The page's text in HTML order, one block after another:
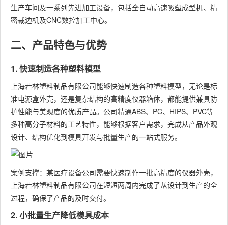
生产车间及一系列先进加工设备，包括全自动高速吸塑成型机、精
密裁边机及CNC数控加工中心。
二、产品特色与优势
1. 快速制造各种塑料模型
上海若林塑料制品有限公司能够快速制造各种塑料模型，无论是标
准电源盒外壳，还是复杂结构的高精度仪器箱体，都能提供兼具防
护性能与美观度的优质产品。公司精通ABS、PC、HIPS、PVC等
多种高分子材料的工艺特性，能够根据客户需求，完成从产品外观
设计、结构优化到模具开发与批量生产的一站式服务。
案例支撑：某医疗设备公司需要快速制作一批高精度的仪器外壳，
上海若林塑料制品有限公司在短短两周内完成了从设计到生产的全
过程，确保了产品的及时交付。
2. 小批量生产降低模具成本